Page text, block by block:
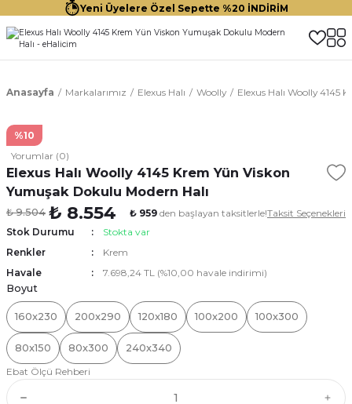
Yeni Üyelere Özel Sepette %20 İNDİRİM
Anasayfa Markalarımız Elexus Halı Woolly Elexus Halı Woolly 4145
%10
Yorumlar (0)
Elexus Halı Woolly 4145 Krem Yün Viskon
Yumuşak Dokulu Modern Halı
₺ 9.504 ₺ 8.554 ₺ 959 den başlayan taksitlerle!Taksit Seçenekleri
Stok Durumu
Stokta var
Renkler
Krem
Havale
7.698,24 TL (%10,00 havale indirimi)
Boyut
160x230 200x290 120x180 100x200 100x300
80x150 80x300
240x340
Ebat Ölçü Rehberi